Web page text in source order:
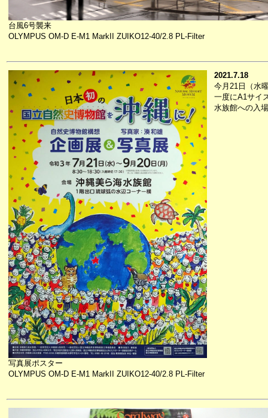
台風6号襲来
OLYMPUS OM-D E-M1 MarkII ZUIKO12-40/2.8 PL-Filter
写真展ポスター
OLYMPUS OM-D E-M1 MarkII ZUIKO12-40/2.8 PL-Filter
2021.7.18
今月21日（水
一度にA1サイ
水族館への入